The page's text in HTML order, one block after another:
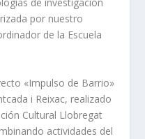
por nuestro
de la Escuela
«Impulso de Barrio»
i Reixac, realizado
Cultural Llobregat
actividades del